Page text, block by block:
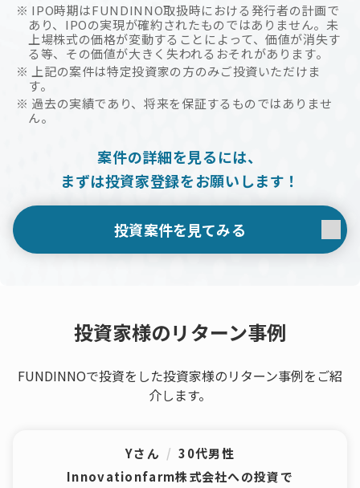
※ IPO時期はFUNDINNO取扱時における発行者の計画で
あり、IPOの実現が確約されたものではありません。未
上場株式の価格が変動することによって、価値が消失す
る等、その価値が大きく失われるおそれがあります。
※ 上記の案件は特定投資家の方のみご投資いただけま
す。
※ 過去の実績であり、将来を保証するものではありませ
ん。
案件の詳細を見るには、
まずは投資家登録をお願いします！
投資案件を見てみる
投資家様のリターン事例
FUNDINNOで投資をした投資家様のリターン事例をご紹
介します。
Yさん / 30代男性
Innovationfarm株式会社への投資で